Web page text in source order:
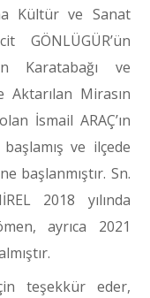
Kültür ve Sanat
GÖNLÜGÜR’ün
Karatabağı ve
Aktarılan Mirasın
İsmail ARAÇ’ın
ve ilçede
başlanmıştır. Sn.
2018 yılında
ayrıca 2021
teşekkür eder,